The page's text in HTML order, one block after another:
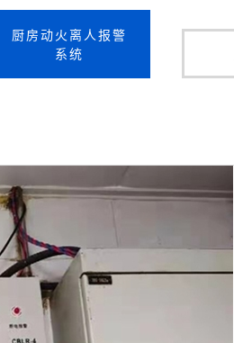
厨房动火离人报警
系统